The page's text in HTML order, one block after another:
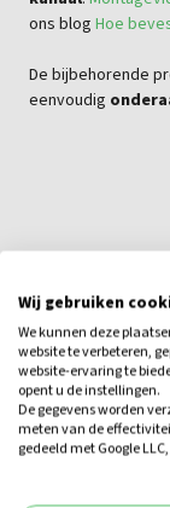
ons blog Hoe
De bijbehorende
eenvoudig
Wij gebruiken
We kunnen deze
website te verbeteren,
website-ervaring te
opent u de instellingen.
De gegevens worden
meten van de
gedeeld met Google